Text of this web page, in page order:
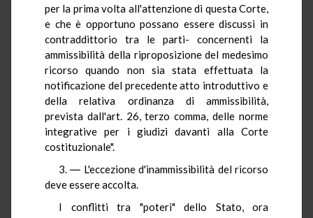
per la prima volta all'attenzione di questa Corte,
e che è opportuno possano essere discussi in
contraddittorio tra le parti- concernenti la
ammissibilità della riproposizione del medesimo
ricorso quando non sia stata effettuata la
notificazione del precedente atto introduttivo e
della relativa ordinanza di ammissibilità,
prevista dall'art. 26, terzo comma, delle norme
integrative per i giudizi davanti alla Corte
costituzionale".
3. ― L'eccezione d'inammissibilità del ricorso
deve essere accolta.
I conflitti tra "poteri" dello Stato, ora